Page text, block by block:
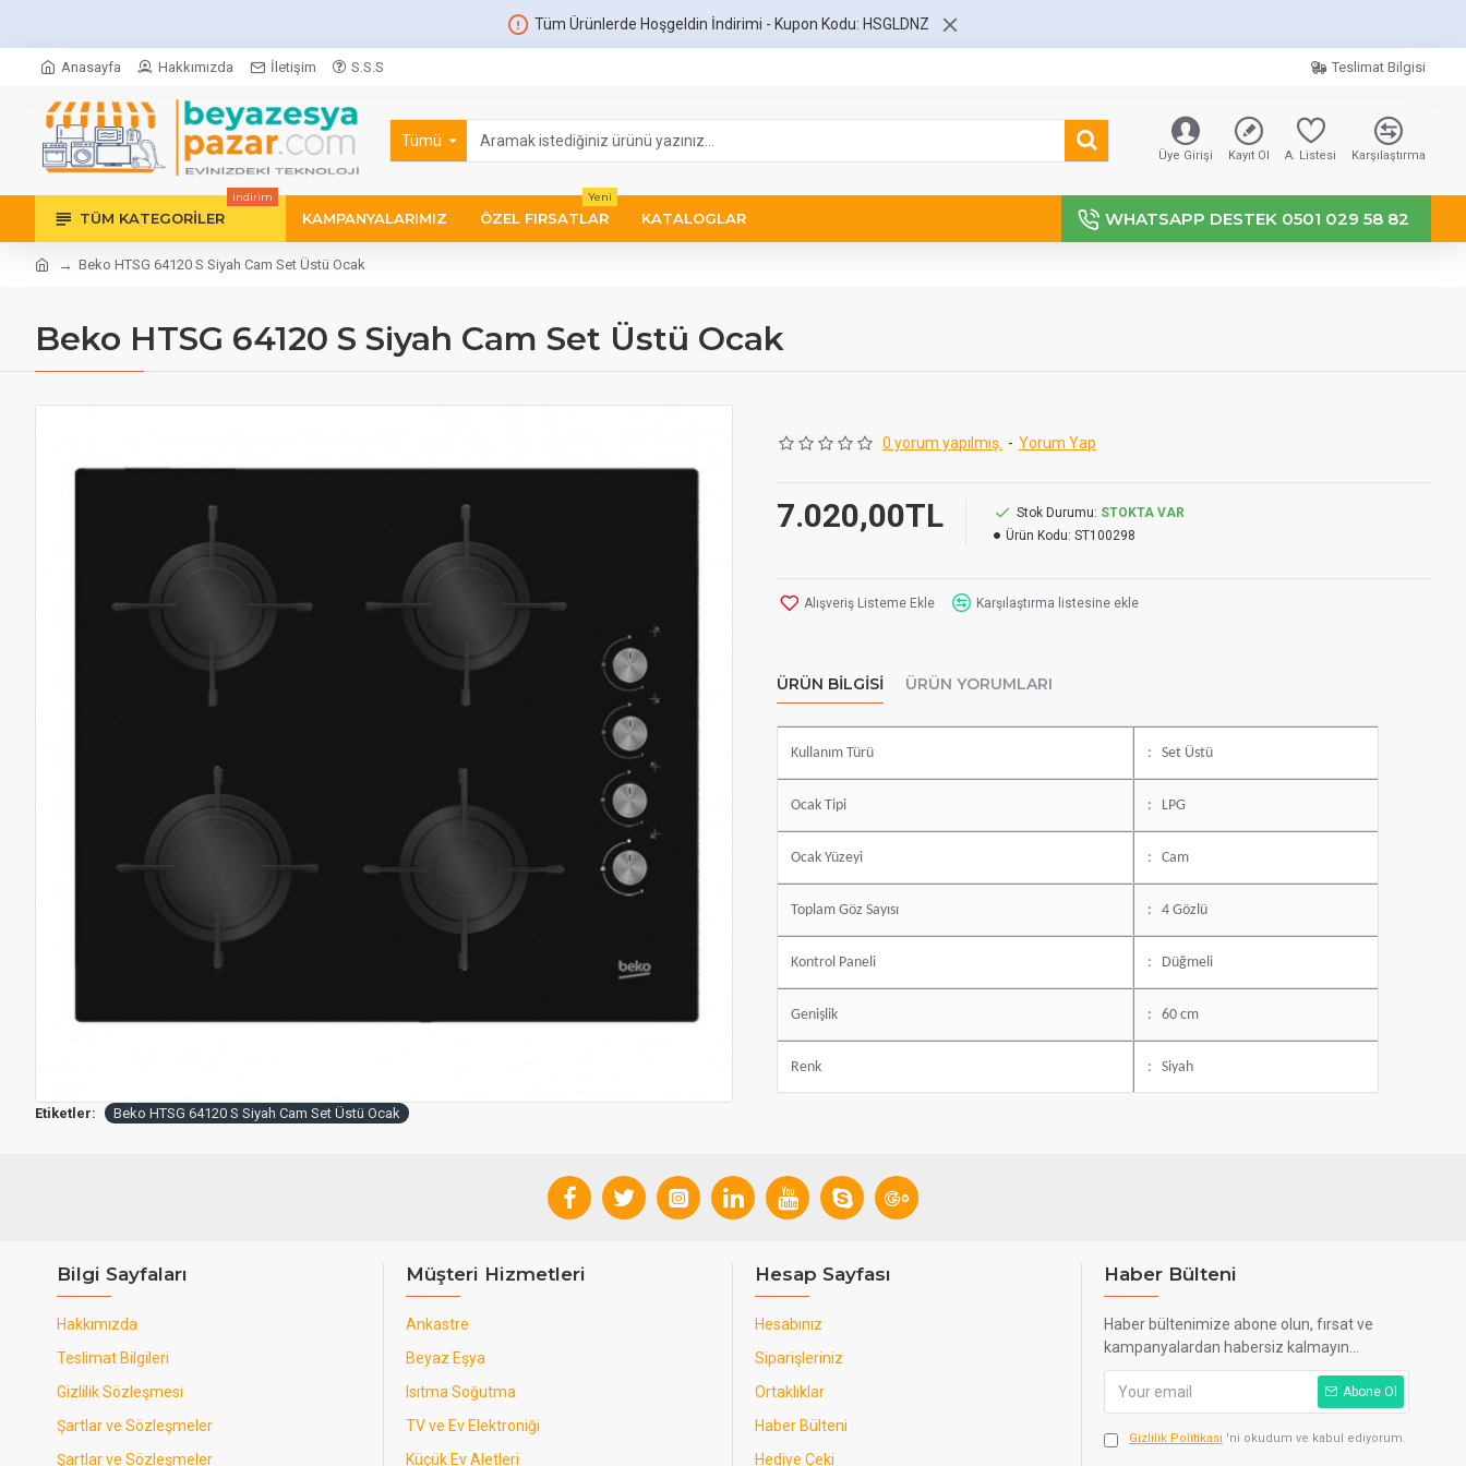
Tüm Ürünlerde Hoşgeldin İndirimi - Kupon Kodu: HSGLDNZ
Anasayfa Hakkımızda İletişim S.S.S Teslimat Bilgisi
Tümü
Üye Girişi Kayıt Ol A. Listesi Karşılaştırma
TÜM KATEGORILER
indirim
KAMPANYALARIMIZ ÖZEL FIRSATLAR
Yeni
KATALOGLAR WHATSAPP DESTEK 0501 029 58 82
Beko HTSG 64120 S Siyah Cam Set Üstü Ocak
Beko HTSG 64120 S Siyah Cam Set Üstü Ocak
0 yorum yapılmış. - Yorum Yap
7.020,00TL Stok Durumu: STOKTA VAR
Ürün Kodu: ST100298
Alışveriş Listeme Ekle Karşılaştırma listesine ekle
ÜRÜN BILGISI ÜRÜN YORUMLARI
Kullanım Türü : Set Üstü
Ocak Tipi : LPG
Ocak Yüzeyi : Cam
Toplam Göz Sayısı : 4 Gözlü
Kontrol Paneli : Düğmeli
Genişlik : 60 cm
Renk : Siyah
Etiketler: Beko HTSG 64120 S Siyah Cam Set Üstü Ocak
Bilgi Sayfaları
Hakkımızda
Teslimat Bilgileri
Gizlilik Sözleşmesi
Şartlar ve Sözleşmeler
Şartlar ve Sözleşmeler
Müşteri Hizmetleri
Ankastre
Beyaz Eşya
Isıtma Soğutma
TV ve Ev Elektroniği
Küçük Ev Aletleri
Hesap Sayfası
Hesabınız
Siparişleriniz
Ortaklıklar
Haber Bülteni
Hediye Çeki
Haber Bülteni
Haber bültenimize abone olun, fırsat ve
kampanyalardan habersiz kalmayın...
Abone Ol
Gizlilik Politikası 'ni okudum ve kabul ediyorum.